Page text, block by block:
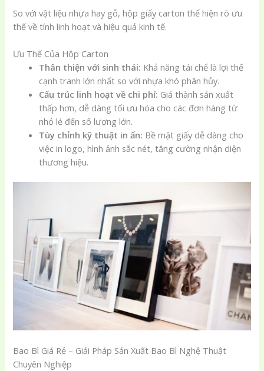
So với vật liệu nhựa hay gỗ, hộp giấy carton thể hiện rõ ưu
thế về tính linh hoạt và hiệu quả kinh tế.
Ưu Thế Của Hộp Carton
Thân thiện với sinh thái: Khả năng tái chế là lợi thế
cạnh tranh lớn nhất so với nhựa khó phân hủy.
Cấu trúc linh hoạt về chi phí: Giá thành sản xuất
thấp hơn, dễ dàng tối ưu hóa cho các đơn hàng từ
nhỏ lẻ đến số lượng lớn.
Tùy chỉnh kỹ thuật in ấn: Bề mặt giấy dễ dàng cho
việc in logo, hình ảnh sắc nét, tăng cường nhận diện
thương hiệu.
Bao Bì Giá Rẻ – Giải Pháp Sản Xuất Bao Bì Nghệ Thuật
Chuyên Nghiệp